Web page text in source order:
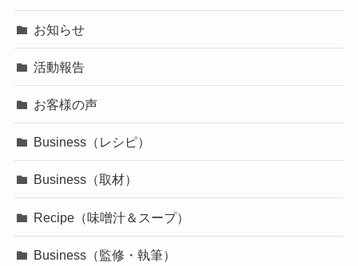
お知らせ
活動報告
お客様の声
Business（レシピ）
Business（取材）
Recipe（味噌汁＆スープ）
Business（監修・執筆）